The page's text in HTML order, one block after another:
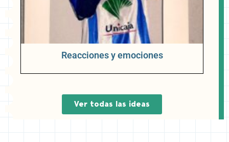
Reacciones y emociones
Ver todas las ideas